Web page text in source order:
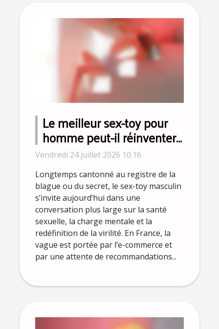
Le meilleur sex-toy pour
homme peut-il réinventer
la virilité moderne ?
Vendredi 24 juillet 2026 10:16
Longtemps cantonné au registre de la
blague ou du secret, le sex-toy masculin
s’invite aujourd’hui dans une
conversation plus large sur la santé
sexuelle, la charge mentale et la
redéfinition de la virilité. En France, la
vague est portée par l’e-commerce et
par une attente de recommandations...